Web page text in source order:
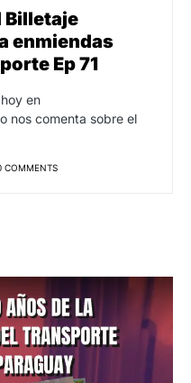
Billetaje
enmiendas
Ep 71
en
nos comenta sobre el
COMMENTS